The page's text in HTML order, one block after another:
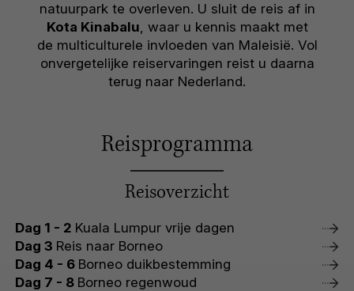
natuurpark te overleven. U sluit de reis af in
Kota Kinabalu, waar u kennis maakt met
de multiculturele invloeden van Maleisië. Vol
onvergetelijke reiservaringen reist u daarna
terug naar Nederland.
Reisprogramma
Reisoverzicht
Dag 1 - 2 Kuala Lumpur vrije dagen
Dag 3 Reis naar Borneo
Dag 4 - 6 Borneo duikbestemming
Dag 7 - 8 Borneo regenwoud